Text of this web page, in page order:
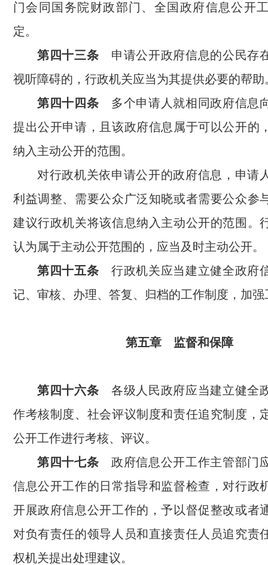
门会同国务院财政部门、全国政府信息公开
定。
第四十三条 申请公开政府信息的公民存
视听障碍的，行政机关应当为其提供必要的帮助
第四十四条 多个申请人就相同政府信息
提出公开申请，且该政府信息属于可以公开的
纳入主动公开的范围。
对行政机关依申请公开的政府信息，申请
利益调整、需要公众广泛知晓或者需要公众参
建议行政机关将该信息纳入主动公开的范围。
认为属于主动公开范围的，应当及时主动公开。
第四十五条 行政机关应当建立健全政府
记、审核、办理、答复、归档的工作制度，加强
第五章 监督和保障
第四十六条 各级人民政府应当建立健全
作考核制度、社会评议制度和责任追究制度，
公开工作进行考核、评议。
第四十七条 政府信息公开工作主管部门
信息公开工作的日常指导和监督检查，对行政
开展政府信息公开工作的，予以督促整改或者
对负有责任的领导人员和直接责任人员追究责
权机关提出处理建议。